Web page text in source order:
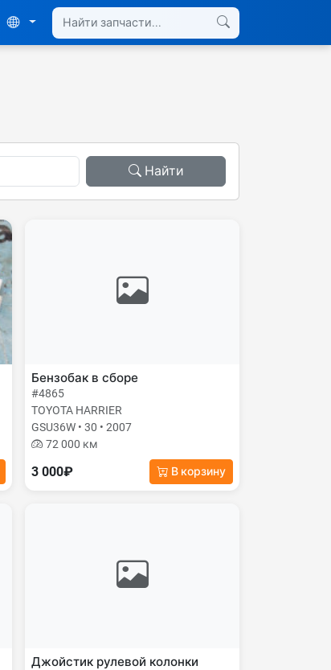
Найти
Бензобак в сборе
#4865
TOYOTA HARRIER
GSU36W • 30 • 2007
72 000 км
3 000₽ В корзину
Джойстик рулевой колонки